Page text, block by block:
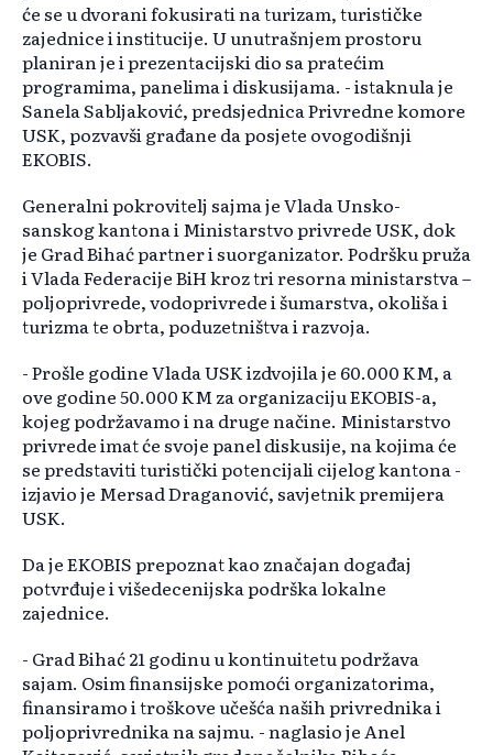
će se u dvorani fokusirati na turizam, turističke
zajednice i institucije. U unutrašnjem prostoru
planiran je i prezentacijski dio sa pratećim
programima, panelima i diskusijama. - istaknula je
Sanela Sabljaković, predsjednica Privredne komore
USK, pozvavši građane da posjete ovogodišnji
EKOBIS.
Generalni pokrovitelj sajma je Vlada Unsko-
sanskog kantona i Ministarstvo privrede USK, dok
je Grad Bihać partner i suorganizator. Podršku pruža
i Vlada Federacije BiH kroz tri resorna ministarstva –
poljoprivrede, vodoprivrede i šumarstva, okoliša i
turizma te obrta, poduzetništva i razvoja.
- Prošle godine Vlada USK izdvojila je 60.000 KM, a
ove godine 50.000 KM za organizaciju EKOBIS-a,
kojeg podržavamo i na druge načine. Ministarstvo
privrede imat će svoje panel diskusije, na kojima će
se predstaviti turistički potencijali cijelog kantona -
izjavio je Mersad Draganović, savjetnik premijera
USK.
Da je EKOBIS prepoznat kao značajan događaj
potvrđuje i višedecenijska podrška lokalne
zajednice.
- Grad Bihać 21 godinu u kontinuitetu podržava
sajam. Osim finansijske pomoći organizatorima,
finansiramo i troškove učešća naših privrednika i
poljoprivrednika na sajmu. - naglasio je Anel